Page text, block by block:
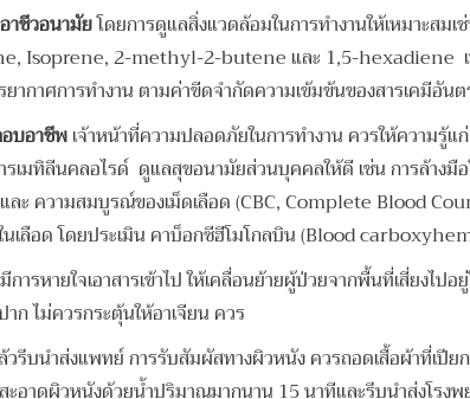
าชีวอนามัยโดยการดูแลสิ่งแวดล้อมในการทำงานให้เหมาะส
2-methyl-2-butene และ 1,5-hexadiene เป็
กาศการทำงาน ตามค่าขีดจํากัดความเข้มข้นของสารเคมีอั
บอาชีพเจ้าหน้าที่ความปลอดภัยในการทำงาน ควรให้ความ
มทิลีนคลอไรด์ ดูแลสุขอนามัยส่วนบุคคลให้ดี เช่น การล้าง
ละ ความสมบูรณ์ของเม็ดเลือด (CBC, Complete Blood
เลือด โดยประเมิน คาบ็อกซีฮีโมโกลบิน (Blood
การหายใจเอาสารเข้าไป ให้เคลื่อนย้ายผู้ป่วยจากพื้นที่เสี่ยงไ
ก ไม่ควรกระตุ้นให้อาเจียน ควร
รีบนำส่งแพทย์ การรับสัมผัสทางผิวหนัง ควรถอดเสื้อผ้าที่เปี
ะอาดผิวหนังด้วยน้ำปริมาณมากนาน 15 นาทีและรีบนำส่งโรงพ